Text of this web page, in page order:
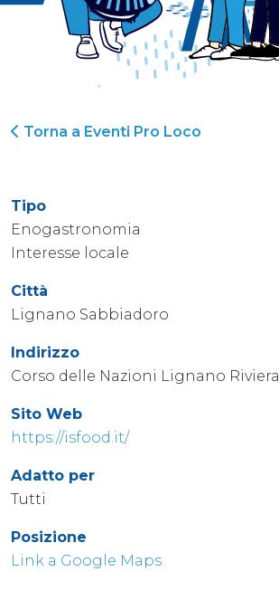
Torna a Eventi Pro Loco
Tipo
Enogastronomia
Interesse locale
Città
Lignano Sabbiadoro
Indirizzo
Corso delle Nazioni Lignano Riviera
Sito Web
https://isfood.it/
Adatto per
Tutti
Posizione
Link a Google Maps